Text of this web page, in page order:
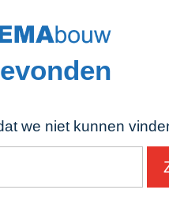
we niet kunnen